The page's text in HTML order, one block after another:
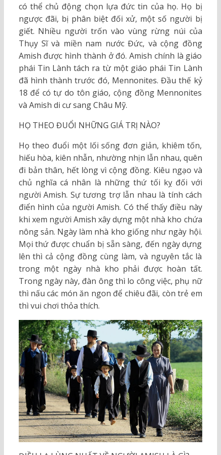
có thể chủ động chọn lựa đức tin của họ. Họ bị
ngược đãi, bị phân biệt đối xử, một số người bị
giết. Nhiều người trốn vào vùng rừng núi của
Thụy Sĩ và miền nam nước Đức, và cộng đồng
Amish được hình thành ở đó. Amish chính là giáo
phái Tin Lành tách ra từ một giáo phái Tin Lành
đã hình thành trước đó, Mennonites. Đầu thế kỷ
18 để có tự do tôn giáo, cộng đồng Mennonites
và Amish di cư sang Châu Mỹ.
HỌ THEO ĐUỔI NHỮNG GIÁ TRỊ NÀO?
Họ theo đuổi một lối sống đơn giản, khiêm tốn,
hiếu hòa, kiên nhẫn, nhường nhịn lẫn nhau, quên
đi bản thân, hết lòng vì cộng đồng. Kiêu ngạo và
chủ nghĩa cá nhân là những thứ tối kỵ đối với
người Amish. Sự tương trợ lẫn nhau là tính cách
điển hình của người Amish. Có thể thấy điều này
khi xem người Amish xây dựng một nhà kho chứa
nông sản. Ngày làm nhà kho giống như ngày hội.
Mọi thứ được chuẩn bị sẵn sàng, đến ngày dựng
lên thì cả cộng đồng cùng làm, và nguyên tắc là
trong một ngày nhà kho phải được hoàn tất.
Trong ngày này, đàn ông thì lo công việc, phụ nữ
thì nấu các món ăn ngon để chiêu đãi, còn trẻ em
thì vui chơi thỏa thích.